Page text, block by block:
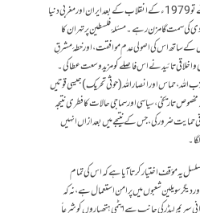
اگر تاریخی پس منظر کا عمیق مطالعہ کیا جائے تو 1979ء کے انقلاب کے بعد ایران اور مغربی دنیا
کی سمت گامزن رہے۔ مسئلۂ فلسطین پر تہران کا
کے ساتھ اس کی اصولی عدم موافقت، اور خطۂ مشرقِ
اخلاقی تائید نے اس فاصلے کو مزید وسعت عطا کی۔
اللہ، حماس اور انصار اللہ (حوثی تحریک) جیسی قوتیں
مخصوص تاریخی، سیاسی اور سماجی حالات کا فطری نتیجہ
حمایت ضرور کی، جس کے نتیجے میں بعد ازاں انہیں
یہ مؤقف اختیار کرتا آیا ہے کہ اس کی تمام
سویلین شعبوں میں پرامن استعمال ہے، نہ کہ